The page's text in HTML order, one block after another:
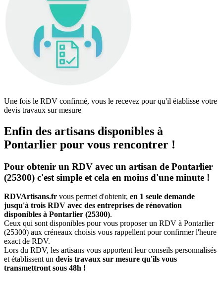
Une fois le RDV confirmé, vous le recevez pour qu'il établisse votre
devis travaux sur mesure
Enfin des artisans disponibles à
Pontarlier pour vous rencontrer !
Pour obtenir un RDV avec un artisan de Pontarlier
(25300) c'est simple et cela en moins d'une minute !
RDVArtisans.fr vous permet d'obtenir, en 1 seule demande
jusqu'à trois RDV avec des entreprises de rénovation
disponibles à Pontarlier (25300).
Ceux qui sont disponibles pour vous proposer un RDV à Pontarlier
(25300) aux créneaux choisis vous rappellent pour confirmer l'heure
exact de RDV.
Lors du RDV, les artisans vous apportent leur conseils personnalisés
et établissent un devis travaux sur mesure qu'ils vous
transmettront sous 48h !